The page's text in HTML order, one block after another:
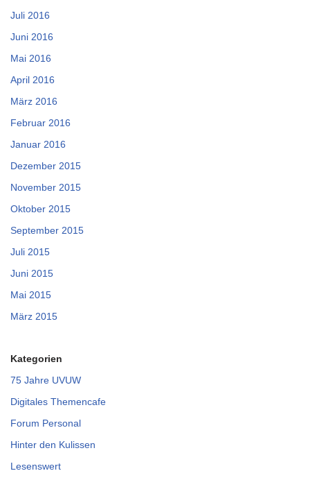
Juli 2016
Juni 2016
Mai 2016
April 2016
März 2016
Februar 2016
Januar 2016
Dezember 2015
November 2015
Oktober 2015
September 2015
Juli 2015
Juni 2015
Mai 2015
März 2015
Kategorien
75 Jahre UVUW
Digitales Themencafe
Forum Personal
Hinter den Kulissen
Lesenswert